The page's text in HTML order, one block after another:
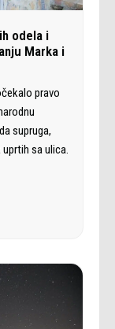
odela i
Marka i
pravo
supruga,
sa ulica.